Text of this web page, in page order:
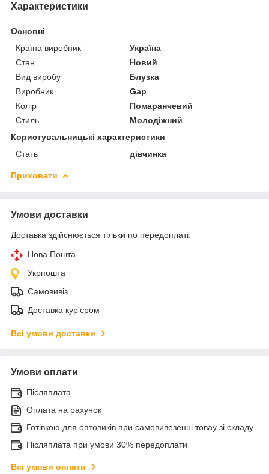
Характеристики
Основні
Країна виробник
Україна
Стан
Новий
Вид виробу
Блузка
Виробник
Gap
Колір
Помаранчевий
Стиль
Молодіжний
Користувальницькі характеристики
Стать
дівчинка
Приховати
Умови доставки
Доставка здійснюється тільки по передоплаті.
Нова Пошта
Укрпошта
Самовивіз
Доставка кур'єром
Всі умови доставки
Умови оплати
Післяплата
Оплата на рахунок
Готівкою для оптовиків при самовивезенні товау зі складу.
Післяплата при умови 30% передоплати
Всі умови оплати